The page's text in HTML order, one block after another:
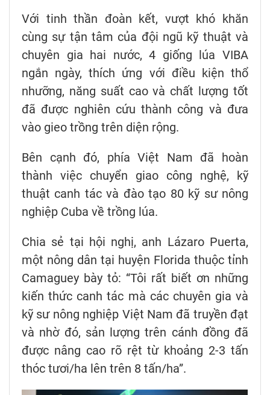
Với tinh thần đoàn kết, vượt khó khăn
cùng sự tận tâm của đội ngũ kỹ thuật và
chuyên gia hai nước, 4 giống lúa VIBA
ngắn ngày, thích ứng với điều kiện thổ
nhưỡng, năng suất cao và chất lượng tốt
đã được nghiên cứu thành công và đưa
vào gieo trồng trên diện rộng.
Bên cạnh đó, phía Việt Nam đã hoàn
thành việc chuyển giao công nghệ, kỹ
thuật canh tác và đào tạo 80 kỹ sư nông
nghiệp Cuba về trồng lúa.
Chia sẻ tại hội nghị, anh Lázaro Puerta,
một nông dân tại huyện Florida thuộc tỉnh
Camaguey bày tỏ: “Tôi rất biết ơn những
kiến thức canh tác mà các chuyên gia và
kỹ sư nông nghiệp Việt Nam đã truyền đạt
và nhờ đó, sản lượng trên cánh đồng đã
được nâng cao rõ rệt từ khoảng 2-3 tấn
thóc tươi/ha lên trên 8 tấn/ha”.